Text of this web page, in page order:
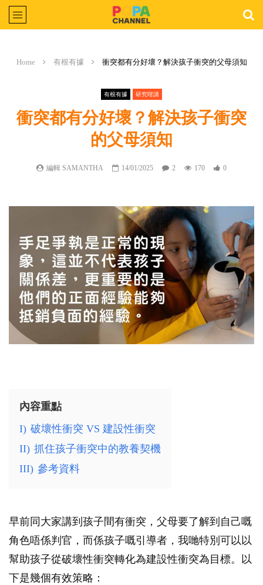
Home 有根有據 衝突都有分好壞？解決孩子衝突的父母須知
有根有據 研究咁講
衝突都有分好壞？解決孩子衝突
的父母須知
編輯 SAMANTHA 14/01/2025 2 170 0
內容重點
I) 破壞性衝突 VS 建設性衝突
II) 抓住孩子衝突中的教養契機
III) 參考資料
早前同大家講到孩子間有衝突，父母要了解到自己嘅
角色唔係判官，而係孩子嘅引導者，我哋特別可以以
幫助孩子從破壞性衝突轉化為建設性衝突為目標。以
下是幾個有效策略：